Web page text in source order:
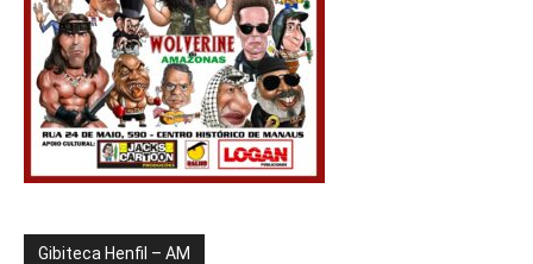
Gibiteca Henfil – AM